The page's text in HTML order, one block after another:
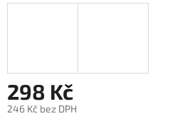
298 Kč
246 Kč bez DPH